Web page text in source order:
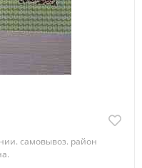
самовывоз. район